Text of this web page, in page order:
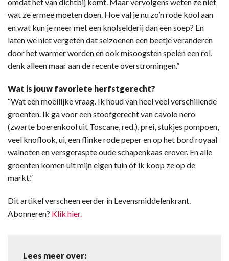
wat ze ermee moeten doen. Hoe val je nu zo’n rode kool aan
en wat kun je meer met een knolselderij dan een soep? En
laten we niet vergeten dat seizoenen een beetje veranderen
door het warmer worden en ook misoogsten spelen een rol,
denk alleen maar aan de recente overstromingen.”
Wat is jouw favoriete herfstgerecht?
“Wat een moeilijke vraag. Ik houd van heel veel verschillende
groenten. Ik ga voor een stoofgerecht van cavolo nero
(zwarte boerenkool uit Toscane, red.), prei, stukjes pompoen,
veel knoflook, ui, een flinke rode peper en op het bord royaal
walnoten en versgeraspte oude schapenkaas erover. En alle
groenten komen uit mijn eigen tuin óf ik koop ze op de
markt.”
Dit artikel verscheen eerder in Levensmiddelenkrant.
Abonneren? Klik hier.
Lees meer over: